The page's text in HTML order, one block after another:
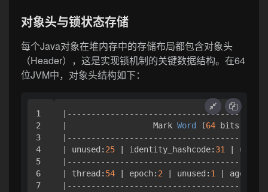
对象头与锁状态存储
每个Java对象在堆内存中的存储布局都包含对象头
（Header），这是实现锁机制的关键数据结构。在64
位JVM中，对象头结构如下：
1
2
3
4
5
6
7
|                  Mark Word (64 bits)
| unused: 25 | identity_hashcode: 31 |
| thread: 54 | epoch: 2 | unused: 1 | age: